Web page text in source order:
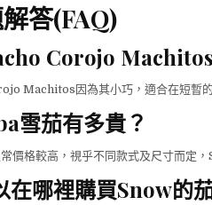
答(FAQ)
Corojo
Machitos因為其小巧，適合在短暫
雪茄有多貴？
價格較高，視乎不同款式及尺寸而定
在哪裡購買Snow的